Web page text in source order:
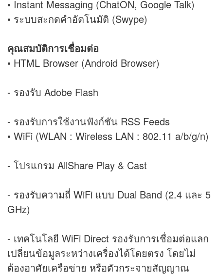
• Instant Messaging (ChatON, Google Talk)
• ระบบสะกดคำอัตโนมัติ (Swype)
คุณสมบัติการเชื่อมต่อ
• HTML Browser (Android Browser)
- รองรับ Adobe Flash
- รองรับการใช้งานฟังก์ชัน RSS Feeds
• WiFi (WLAN : Wireless LAN : 802.11 a/b/g/n)
- โปรแกรม AllShare Play & Cast
- รองรับความถี่ WiFi แบบ Dual Band (2.4 และ 5
GHz)
- เทคโนโลยี WiFi Direct รองรับการเชื่อมต่อแลก
เปลี่ยนข้อมูลระหว่างเครื่องได้โดยตรง โดยไม่
ต้องอาศัยเครือข่าย หรือตัวกระจายสัญญาณ